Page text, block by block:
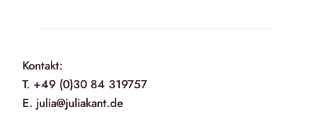
Kontakt:
T. +49 (0)30 84 319757
E. julia@juliakant.de